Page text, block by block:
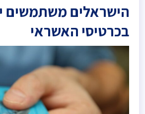
הישראלים משתמשים
בכרטיסי האשראי